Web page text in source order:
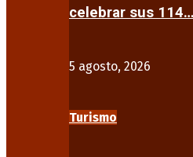
celebrar sus 114…
5 agosto, 2026
Turismo